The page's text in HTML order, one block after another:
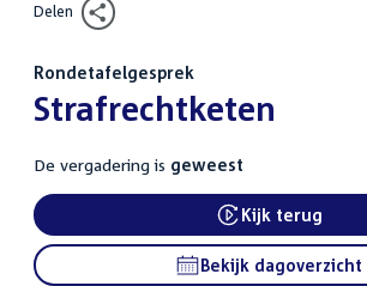
Delen
Rondetafelgesprek
:Strafrechtketen
De vergadering is geweest
External link:
Kijk terug
Bekijk dagoverzicht